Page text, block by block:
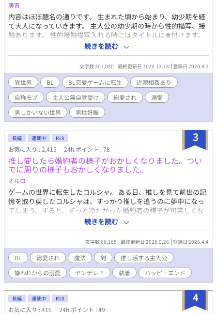
庚寅
内容はほぼ題名の通りです。 生まれた頃から始まり、幼少期を経
て大人になっていきます。 主人公の幼少期の時から性的描写、接
触あります。 性的接触描写入れる時にはタイトルに✱付けます。
苦手な方ご注意ください。 残酷描写タグは保険です。 良くある話
のアレコレ。 世界観からしてご都合主義全開です。 大した山も谷
もなく、周囲からただただ溺愛されるだけの話になることでしょ
う(今の所それしか予定なし) ご都合溺愛苦労なしチート人生系が
読みたい、好きという方以外は面白みないと思われます! ストーリ
ーに意味を求める方もUターンをオススメしますm(_ _)m 勢いの
まま書くので、文章や言い回し可笑しくても脳内変換したりスル
ーしてやってください(重要) どうしてもそういうの気になる方は
回れ右推奨。 誤字や文章おかしいなって読み返して気がついたら
抜きのみの為の勢いでの作品。 基本の流れも作風も軽ーい感じの
設定も軽ーい感じの、主人公無自覚総愛され溺愛モノです。 近親
相姦なので苦手な方はお気をつけください。 何かあればまた追記
します。 更新は不定期です。 なろう様のムーンライトノベルズで
掲載しています。 10/23より番外編も別で掲載始めました( ᵕᴗᵕ ) こ
ちらには初めて投稿するので不備がありましたらすみません。 タ
グ乗せきれなかったのでこちらに。 地雷ありましたらバックお願
い致します。 BL恋愛ゲームに転生 近親相姦 自称モブ 主人公無自
覚受け 主人公総愛され 溺愛 男しかいない世界 男性妊娠 ショタ受
け (幼少期は本場なし) それ以外はあるかも ご都合チート ただイチ
ャイチャ ハピエン 兄弟固定カプ 作中に出てくるセリフ解説 ✱学
園編 5話 カディラリオ うろっと覚えとけば〜 訳:何となくで覚え
とけば (うろ覚えなどのうろの事で造語です。)
続きを読む
文字数 201,080 最終更新日 2020.12.18 登録日 2020.8.2
異世界 BL BL恋愛ゲームに転生
近親相姦あり
自称モブ
主人公無自覚受け 総愛され
溺愛
男しかいない世界
男性妊娠
3
長編 連載中 R18
お気に入り : 2,415 24h.ポイント : 78
推し変したら婚約者の様子がおかしくなりました。つい
でに周りの様子もおかしくなりました。
オルロ
ゲームの世界に転生したコルシャ。 ある日、推しを見て前世の記
憶を取り戻したコルシャは、すっかり推しを追うのに夢中になっ
てしまう。すると、ずっと冷たかった婚約者の様子が可笑しくな
ってきて、そして何故か周りの様子も？！ 主人公総愛されで進ん
でいきます。それでも大丈夫という方はお読みください。
続きを読む
文字数 66,165 最終更新日 2025.9.26 登録日 2025.4.4
BL 総愛され 魔法 剣
推し活する主人公
嫌われからの溺愛
ヤンデレ？ 執着 ハッピーエンド
4
長編 連載中 R18
お気に入り : 416 24h.ポイント : 49